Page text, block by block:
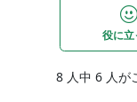
役に立
8 人中 6 人が